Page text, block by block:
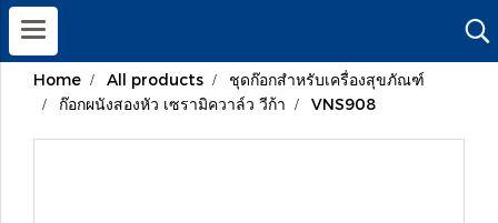
Home All products
ชุดก๊อกสำหรับเครื่องสุขภัณฑ์
ก๊อกผนังสองหัว เซรามิควาล์ว วีก้า
VNS908